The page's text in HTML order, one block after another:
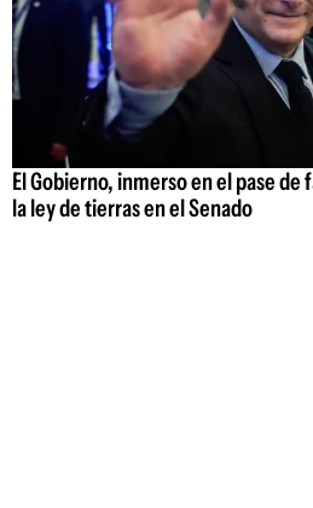
El Gobierno, inmerso en el pase
la ley de tierras en el Senado